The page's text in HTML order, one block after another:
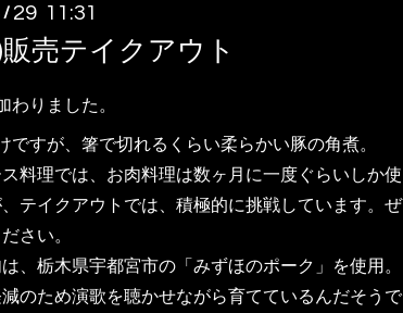
/ 29 11:31
売テイクアウト
わりました。
ですが、箸で切れるくらい柔らかい豚の角煮。
料理では、お肉料理は数ヶ月に一度ぐらいしか使
テイクアウトでは、積極的に挑戦しています。ぜ
さい。
、栃木県宇都宮市の「みずほのポーク」を使用。
のため演歌を聴かせながら育てているんだそうで